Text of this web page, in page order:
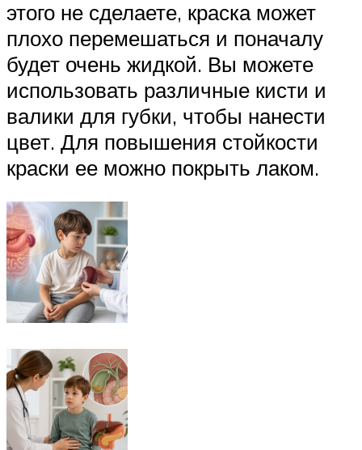
этого не сделаете, краска может
плохо перемешаться и поначалу
будет очень жидкой. Вы можете
использовать различные кисти и
валики для губки, чтобы нанести
цвет. Для повышения стойкости
краски ее можно покрыть лаком.